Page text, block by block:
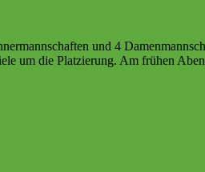
und 4
um die Platzierung. Am frühen